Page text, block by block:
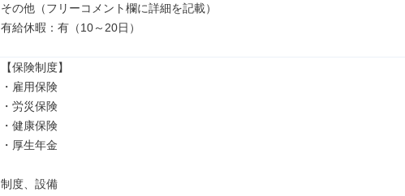
その他（フリーコメント欄に詳細を記載）
有給休暇：有（10～20日）
【保険制度】
・雇用保険
・労災保険
・健康保険
・厚生年金
制度、設備